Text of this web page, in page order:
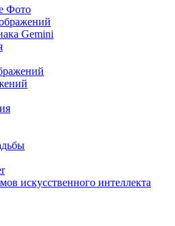
Фото
Gemini
искусственного интеллекта